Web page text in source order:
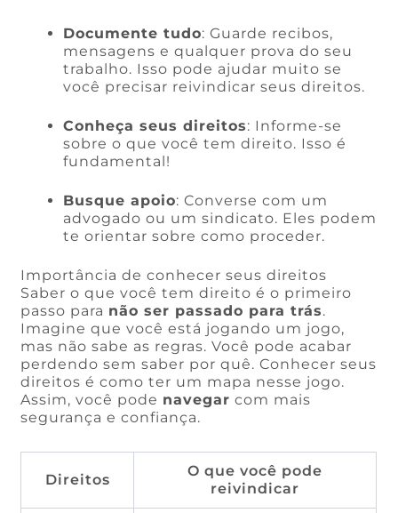
Documente tudo: Guarde recibos,
mensagens e qualquer prova do seu
trabalho. Isso pode ajudar muito se
você precisar reivindicar seus direitos.
Conheça seus direitos: Informe-se
sobre o que você tem direito. Isso é
fundamental!
Busque apoio: Converse com um
advogado ou um sindicato. Eles podem
te orientar sobre como proceder.
Importância de conhecer seus direitos
Saber o que você tem direito é o primeiro
passo para não ser passado para trás.
Imagine que você está jogando um jogo,
mas não sabe as regras. Você pode acabar
perdendo sem saber por quê. Conhecer seus
direitos é como ter um mapa nesse jogo.
Assim, você pode navegar com mais
segurança e confiança.
Direitos
O que você pode
reivindicar